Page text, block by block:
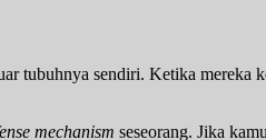
tubuhnya sendiri. Ketika mereka
mechanism seseorang. Jika